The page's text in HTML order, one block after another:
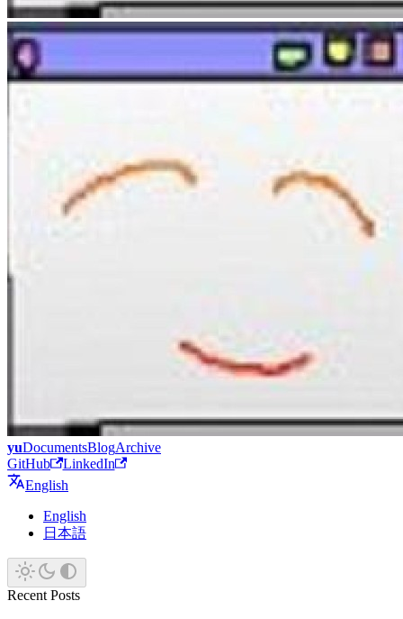
yuDocumentsBlogArchive
GitHub
LinkedIn
English
English
日本語
Recent Posts